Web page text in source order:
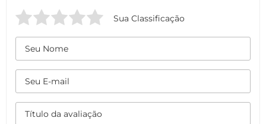
Sua Classificação